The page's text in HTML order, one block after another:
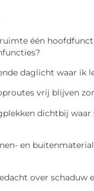
één
daglicht waar ik
vrij blijven
dichtbij waar
en
over schaduw